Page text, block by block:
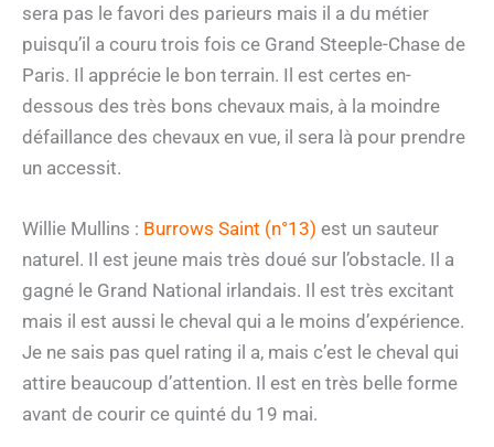
sera pas le favori des parieurs mais il a du métier
puisqu’il a couru trois fois ce Grand Steeple-Chase de
Paris. Il apprécie le bon terrain. Il est certes en-
dessous des très bons chevaux mais, à la moindre
défaillance des chevaux en vue, il sera là pour prendre
un accessit.
Willie Mullins : Burrows Saint (n°13) est un sauteur
naturel. Il est jeune mais très doué sur l’obstacle. Il a
gagné le Grand National irlandais. Il est très excitant
mais il est aussi le cheval qui a le moins d’expérience.
Je ne sais pas quel rating il a, mais c’est le cheval qui
attire beaucoup d’attention. Il est en très belle forme
avant de courir ce quinté du 19 mai.